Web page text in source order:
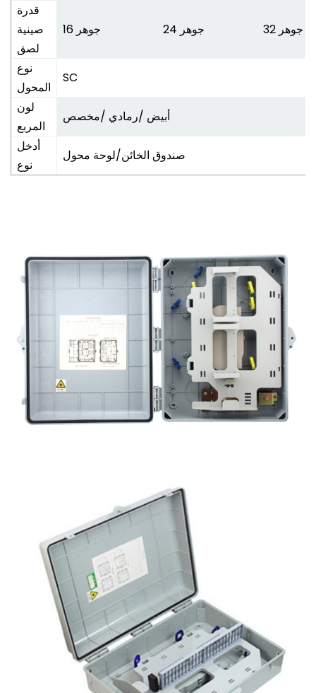
قدرة
صينية
لصق
16 جوهر 24 جوهر 32 جوهر
نوع
المحول
SC
لون
المربع
أبيض /رمادي /مخصص
أدخل
نوع
صندوق الخائن/لوحة محول